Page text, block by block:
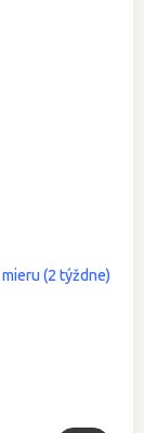
(2 týždne)